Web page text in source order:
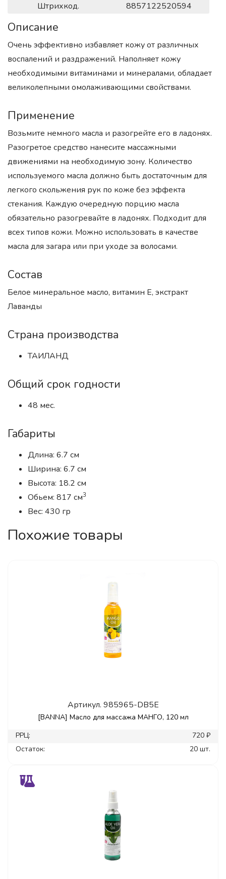
Штрихкод. 8857122520594
Описание
Очень эффективно избавляет кожу от различных
воспалений и раздражений. Наполняет кожу
необходимыми витаминами и минералами, обладает
великолепными омолаживающими свойствами.
Применение
Возьмите немного масла и разогрейте его в ладонях.
Разогретое средство нанесите массажными
движениями на необходимую зону. Количество
используемого масла должно быть достаточным для
легкого скольжения рук по коже без эффекта
стекания. Каждую очередную порцию масла
обязательно разогревайте в ладонях. Подходит для
всех типов кожи. Можно использовать в качестве
масла для загара или при уходе за волосами.
Состав
Белое минеральное масло, витамин Е, экстракт
Лаванды
Страна производства
ТАИЛАНД
Общий срок годности
48 мес.
Габариты
Длина: 6.7 см
Ширина: 6.7 см
Высота: 18.2 см
Обьем: 817 см3
Вес: 430 гр
Похожие товары
Артикул. 985965-DB5E
[BANNA] Масло для массажа МАНГО, 120 мл
РРЦ:
720 ₽
Остаток:
20 шт.